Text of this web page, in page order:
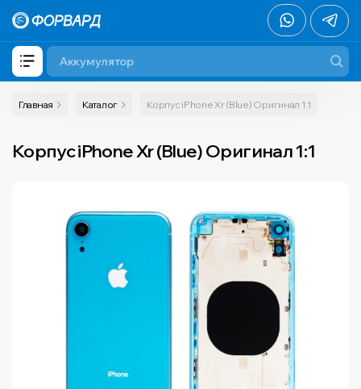
Главная Каталог Корпус iPhone Xr (Blue) Оригинал 1:1
Корпус iPhone Xr (Blue) Оригинал 1:1